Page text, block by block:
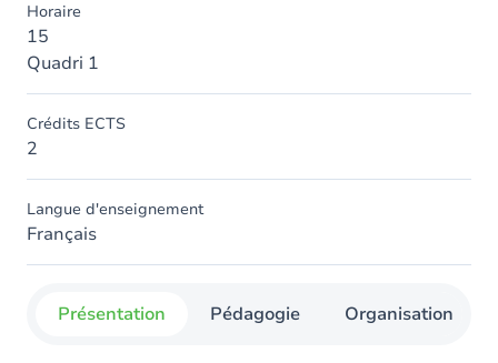
Horaire
15
Quadri 1
Crédits ECTS
2
Langue d'enseignement
Français
Présentation Pédagogie Organisation